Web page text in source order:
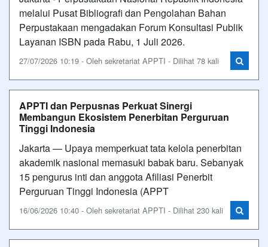
melalui Pusat Bibliografi dan Pengolahan Bahan
Perpustakaan mengadakan Forum Konsultasi Publik
Layanan ISBN pada Rabu, 1 Juli 2026.
27/07/2026 10:19 - Oleh sekretariat APPTI - Dilihat 78 kali
APPTI dan Perpusnas Perkuat Sinergi
Membangun Ekosistem Penerbitan Perguruan
Tinggi Indonesia
Jakarta — Upaya memperkuat tata kelola penerbitan
akademik nasional memasuki babak baru. Sebanyak
15 pengurus inti dan anggota Afiliasi Penerbit
Perguruan Tinggi Indonesia (APPT
16/06/2026 10:40 - Oleh sekretariat APPTI - Dilihat 230 kali